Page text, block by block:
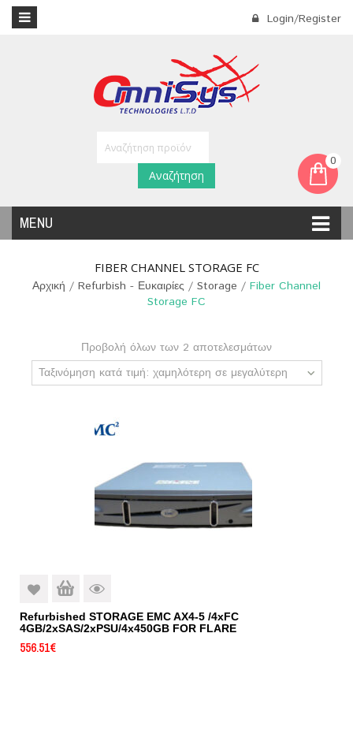
Login/Register
0
MENU
Αναζήτηση
FIBER CHANNEL STORAGE FC
Αρχική / Refurbish - Ευκαιρίες / Storage / Fiber Channel
Storage FC
Προβολή όλων των 2 αποτελεσμάτων
Ταξινόμηση κατά τιμή: χαμηλότερη σε μεγαλύτερη
Refurbished STORAGE EMC AX4-5 /4xFC
4GB/2xSAS/2xPSU/4x450GB FOR FLARE
556.51€